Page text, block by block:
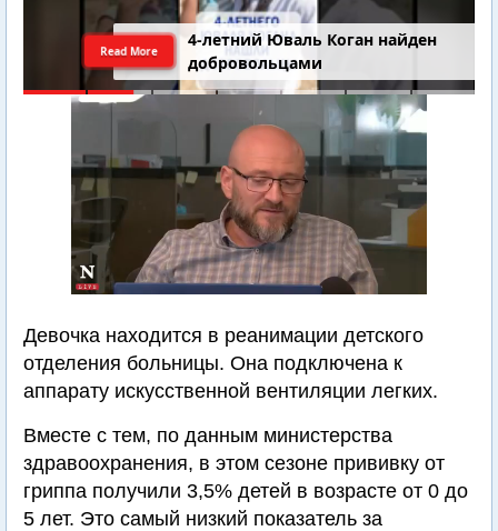
4-летний Юваль Коган найден
добровольцами
Read More
Девочка находится в реанимации детского
отделения больницы. Она подключена к
аппарату искусственной вентиляции легких.
Вместе с тем, по данным министерства
здравоохранения, в этом сезоне прививку от
гриппа получили 3,5% детей в возрасте от 0 до
5 лет. Это самый низкий показатель за